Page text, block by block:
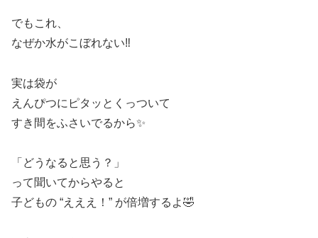
でもこれ、
なぜか水がこぼれない‼️
実は袋が
えんぴつにピタッとくっついて
すき間をふさいでるから✨
「どうなると思う？」
って聞いてからやると
子どもの “えええ！” が倍増するよ🤣